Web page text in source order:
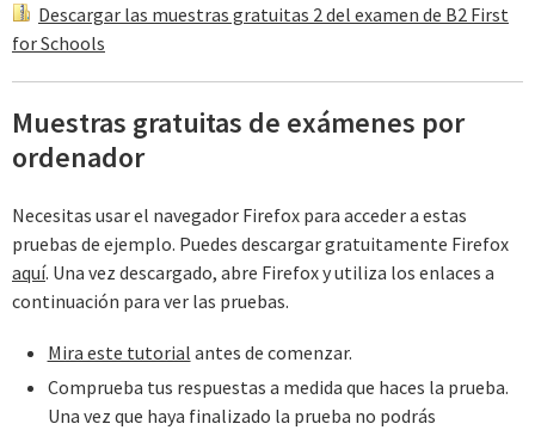
Descargar las muestras gratuitas 2 del examen de B2 First
for Schools
Muestras gratuitas de exámenes por
ordenador
Necesitas usar el navegador Firefox para acceder a estas
pruebas de ejemplo. Puedes descargar gratuitamente Firefox
aquí. Una vez descargado, abre Firefox y utiliza los enlaces a
continuación para ver las pruebas.
Mira este tutorial antes de comenzar.
Comprueba tus respuestas a medida que haces la prueba.
Una vez que haya finalizado la prueba no podrás